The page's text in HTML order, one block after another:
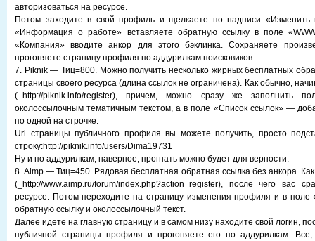
авторизоваться на ресурсе.
Потом заходите в свой профиль и щелкаете по надписи «Изменить
«Информация о работе» вставляете обратную ссылку в поле
«Компания» вводите анкор для этого бэклинка. Сохраняете
прогоняете страницу профиля по аддурилкам поисковиков.
7. Piknik — Тиц=800. Можно получить несколько жирных бесплатных
страницы своего ресурса (длина ссылок не ограничена). Как обычно,
(_http://piknik.info/register), причем, можно сразу же заполнить
околоссылочным тематичным текстом, а в поле «Список ссылок» —
по одной на строчке.
Url страницы публичного профиля вы можете получить, просто
строку:http://piknik.info/users/Dima19731
Ну и по аддурилкам, наверное, прогнать можно будет для верности.
8. Aimp — Тиц=450. Рядовая бесплатная обратная ссылка без анкора. Как
(_http://www.aimp.ru/forum/index.php?action=register), после чего вас
ресурсе. Потом переходите на страницу изменения профиля и в поле
обратную ссылку и околоссылочный текст.
Далее идете на главную страницу и в самом низу находите свой логин,
публичной страницы профиля и прогоняете его по аддурилкам.